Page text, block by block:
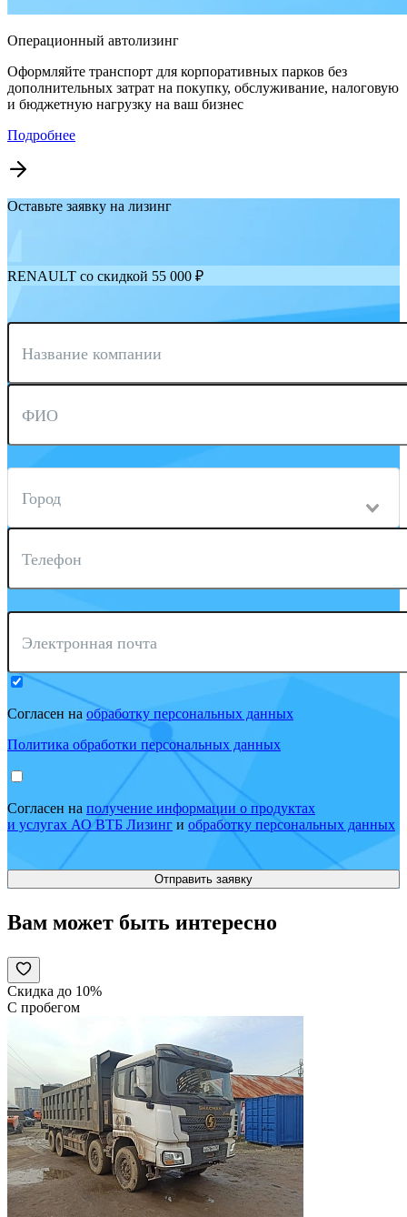
Операционный автолизинг
Оформляйте транспорт для корпоративных парков без
дополнительных затрат на покупку, обслуживание, налоговую
и бюджетную нагрузку на ваш бизнес
Подробнее
Оставьте заявку на лизинг
RENAULT со скидкой 55 000 ₽
Название компании
ФИО
Город
Телефон
Электронная почта
Согласен на обработку персональных данных
Политика обработки персональных данных
Согласен на получение информации о продуктах
и услугах АО ВТБ Лизинг и обработку персональных данных
Вам может быть интересно
Скидка до 10%
С пробегом